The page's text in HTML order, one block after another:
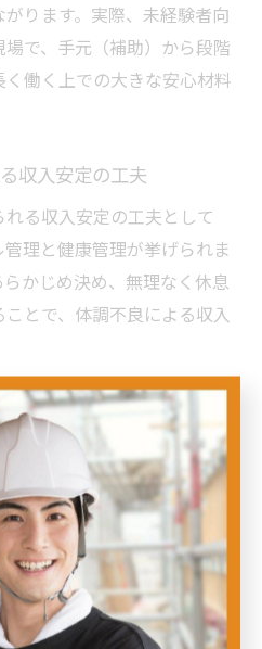
ります。実際、未経験者向
で、手元（補助）から段階
働く上での大きな安心材料
収入安定の工夫
る収入安定の工夫として
理と健康管理が挙げられま
かじめ決め、無理なく休息
とで、体調不良による収入
ーションを大切にし、信頼関
事を得やすくなるというメ
より、単発でも安定的に仕事
せるのです。こうした工夫を
考を活かしながら無理なく